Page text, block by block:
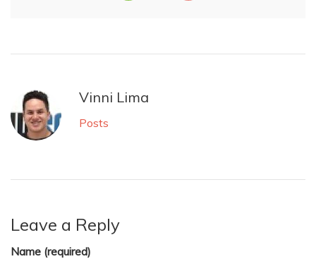
Vinni Lima
Posts
Leave a Reply
Name (required)